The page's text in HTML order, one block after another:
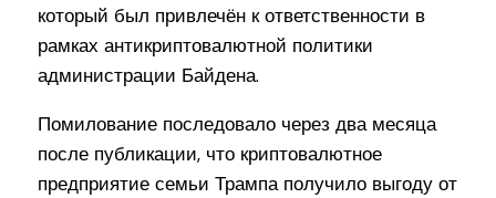
который был привлечён к ответственности в
рамках антикриптовалютной политики
администрации Байдена.
Помилование последовало через два месяца
после публикации, что криптовалютное
предприятие семьи Трампа получило выгоду от